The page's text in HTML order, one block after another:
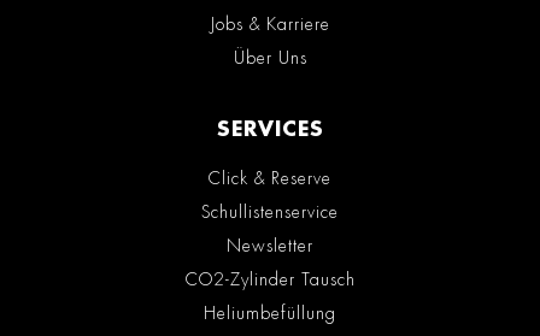
Jobs & Karriere
Über Uns
SERVICES
Click & Reserve
Schullistenservice
Newsletter
CO2-Zylinder Tausch
Heliumbefüllung